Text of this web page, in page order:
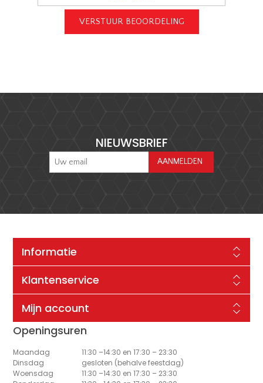
NIEUWSBRIEF
Informatie
Klantenservice
Mijn account
Openingsuren
Maandag
11:30 –14:30 en 17:30 – 23:30
Dinsdag
gesloten (behalve feestdag)
Woensdag
11:30 –14:30 en 17:30 – 23:30